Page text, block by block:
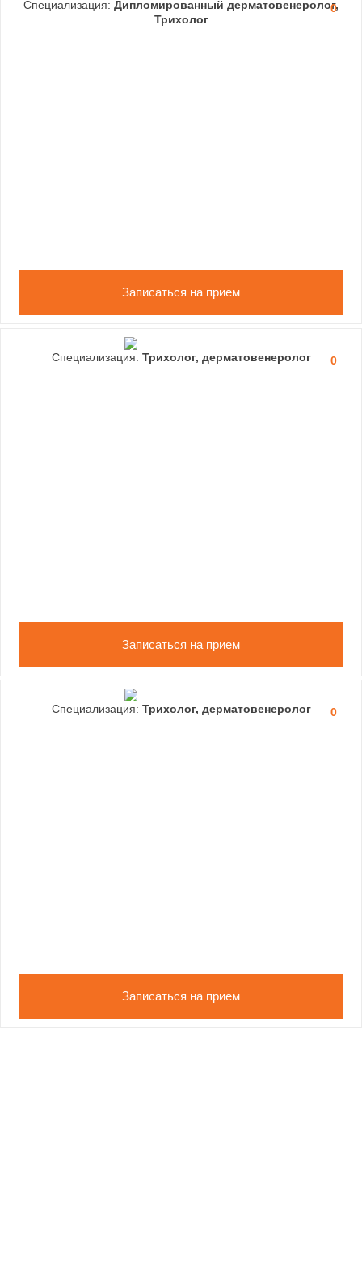
0
Специализация: Дипломированный дерматовенеролог,
Трихолог
Записаться на прием
0
Специализация: Трихолог, дерматовенеролог
Записаться на прием
0
Специализация: Трихолог, дерматовенеролог
Записаться на прием